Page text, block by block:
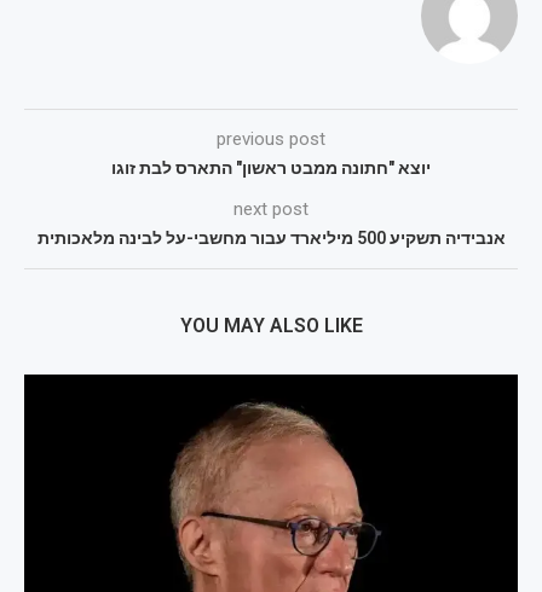
previous post
יוצא "חתונה ממבט ראשון" התארס לבת זוגו
next post
אנבידיה תשקיע 500 מיליארד עבור מחשבי-על לבינה מלאכותית
YOU MAY ALSO LIKE